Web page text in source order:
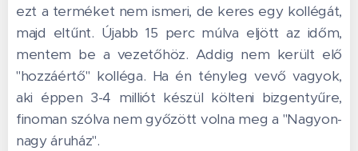
ezt a terméket nem ismeri, de keres egy kollégát,
majd eltűnt. Újabb 15 perc múlva eljött az időm,
mentem be a vezetőhöz. Addig nem került elő
"hozzáértő" kolléga. Ha én tényleg vevő vagyok,
aki éppen 3-4 milliót készül költeni bizgentyűre,
finoman szólva nem győzött volna meg a "Nagyon-
nagy áruház".